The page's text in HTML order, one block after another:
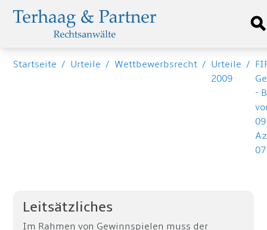
Startseite / Urteile / Wettbewerbsrecht / Urteile
2009
/
-
07
Leitsätzliches
Im Rahmen von Gewinnspielen muss der